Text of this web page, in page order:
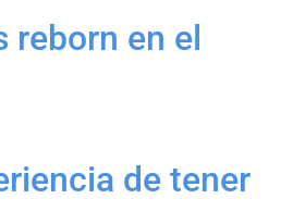
reborn en el
de tener